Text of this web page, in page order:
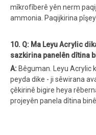
mîkrofîberê yên nerm
ammonia. Paqijkirina
10. Q: Ma Leyu Acrylic
sazkirina panelên dîtina
A: Bêguman. Leyu Acrylic
peyda dike - ji sêwirana
çêkirinê bigire heya
projeyên panela dîtina